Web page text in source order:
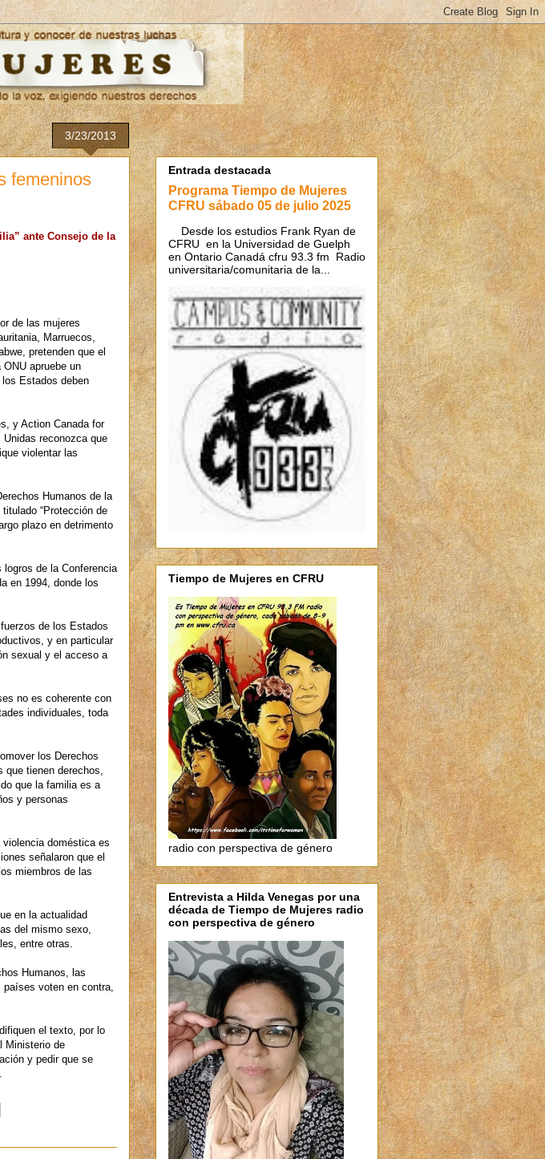
3/23/2013
femeninos
ante Consejo de la
de las mujeres
Marruecos,
pretenden que el
apruebe un
Estados deben
y Action Canada for
reconozca que
violentar las
Humanos de la
“Protección de
plazo en detrimento
de la Conferencia
en 1994, donde los
de los Estados
y en particular
sexual y el acceso a
no es coherente con
individuales, toda
los Derechos
que tienen derechos,
que la familia es a
y personas
doméstica es
señalaron que el
miembros de las
en la actualidad
del mismo sexo,
entre otras.
Humanos, las
países voten en contra,
el texto, por lo
Ministerio de
y pedir que se
Entrada destacada
Programa Tiempo de Mujeres
CFRU sábado 05 de julio 2025
Desde los estudios Frank Ryan de
CFRU en la Universidad de Guelph
en Ontario Canadá cfru 93.3 fm Radio
universitaria/comunitaria de la...
Tiempo de Mujeres en CFRU
radio con perspectiva de género
Entrevista a Hilda Venegas por una
década de Tiempo de Mujeres radio
con perspectiva de género